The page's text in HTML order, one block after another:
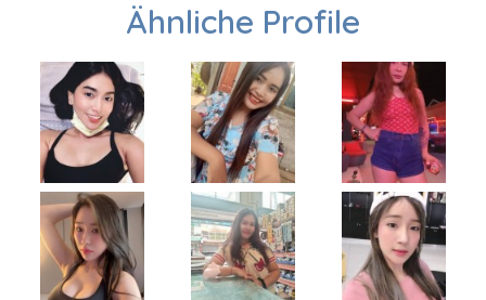
Ähnliche Profile